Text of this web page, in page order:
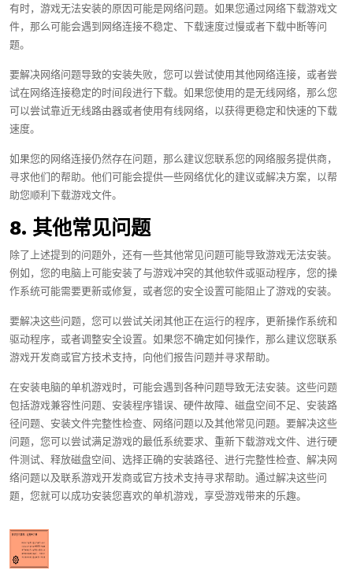
有时，游戏无法安装的原因可能是网络问题。如果您通过网络下载游戏文
件，那么可能会遇到网络连接不稳定、下载速度过慢或者下载中断等问
题。
要解决网络问题导致的安装失败，您可以尝试使用其他网络连接，或者尝
试在网络连接稳定的时间段进行下载。如果您使用的是无线网络，那么您
可以尝试靠近无线路由器或者使用有线网络，以获得更稳定和快速的下载
速度。
如果您的网络连接仍然存在问题，那么建议您联系您的网络服务提供商，
寻求他们的帮助。他们可能会提供一些网络优化的建议或解决方案，以帮
助您顺利下载游戏文件。
8. 其他常见问题
除了上述提到的问题外，还有一些其他常见问题可能导致游戏无法安装。
例如，您的电脑上可能安装了与游戏冲突的其他软件或驱动程序，您的操
作系统可能需要更新或修复，或者您的安全设置可能阻止了游戏的安装。
要解决这些问题，您可以尝试关闭其他正在运行的程序，更新操作系统和
驱动程序，或者调整安全设置。如果您不确定如何操作，那么建议您联系
游戏开发商或官方技术支持，向他们报告问题并寻求帮助。
在安装电脑的单机游戏时，可能会遇到各种问题导致无法安装。这些问题
包括游戏兼容性问题、安装程序错误、硬件故障、磁盘空间不足、安装路
径问题、安装文件完整性检查、网络问题以及其他常见问题。要解决这些
问题，您可以尝试满足游戏的最低系统要求、重新下载游戏文件、进行硬
件测试、释放磁盘空间、选择正确的安装路径、进行完整性检查、解决网
络问题以及联系游戏开发商或官方技术支持寻求帮助。通过解决这些问
题，您就可以成功安装您喜欢的单机游戏，享受游戏带来的乐趣。